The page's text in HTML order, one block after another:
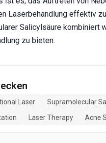
Laserbehandlung effektiv
Salicylsäure kombiniert
zu bieten.
Laser
Supramolecular
Laser Therapy Acne